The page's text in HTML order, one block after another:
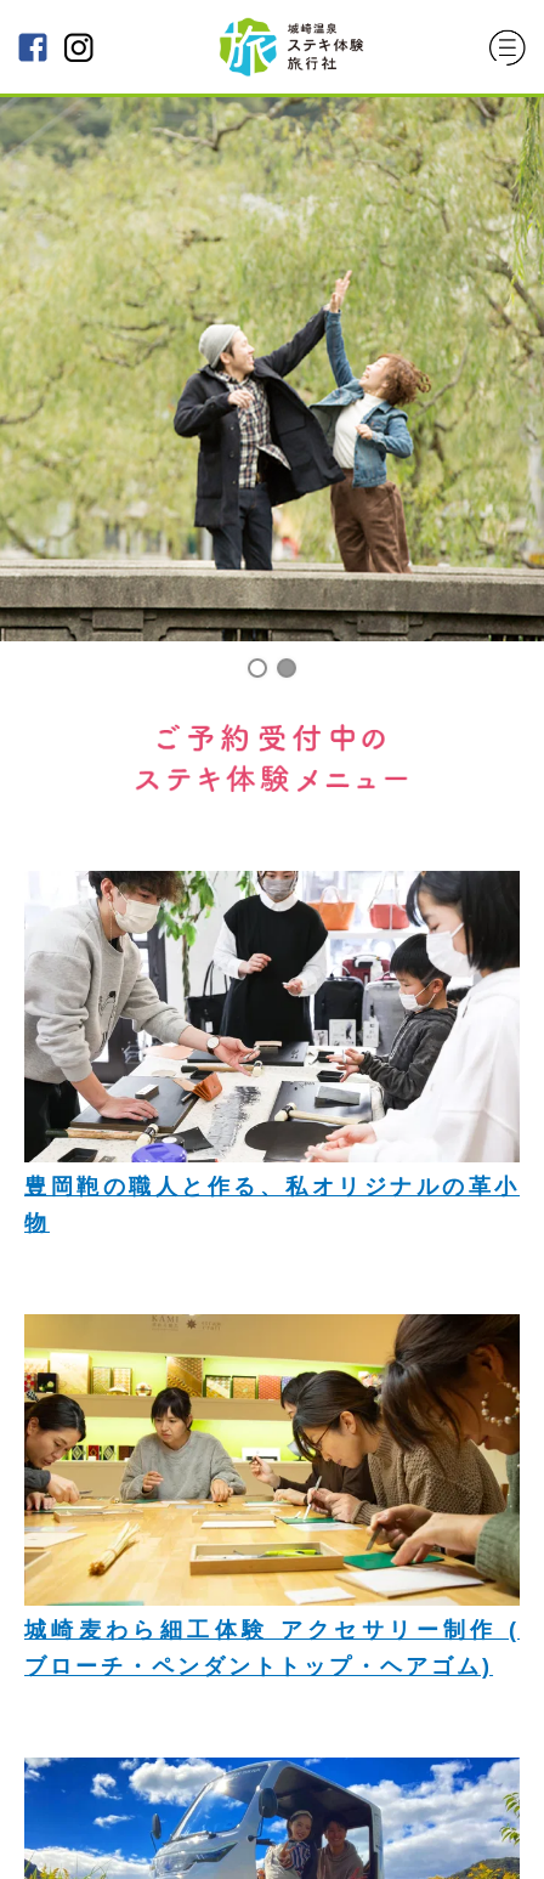
豊岡鞄の職人と作る、私オリジナルの革小
物
城崎麦わら細工体験 アクセサリー制作 (
ブローチ・ペンダントトップ・ヘアゴム)